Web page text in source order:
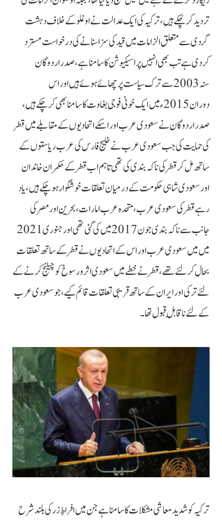
تردید کر چُکے ہیں، ترکیہ کی ایک عدالت نے اوغلو کے خلاف دہشت
گردی سے متعلق الزامات میں قید کی سزا سنانے کی درخواست مسترد
کردی ہے تب بھی انہیں پراسیکیوشن کا سامنا ہے، صدر اردوگان
سنہ 2003 سے ترک سیاست پر چھائے ہوئے ہیں اور اس
دوران 2015ء میں ایک خونی فوجی بغاوت کا سامنا بھی کرچکے ہیں،
صدر اردوگان نے سعودی عرب اور اسکے اتحادیوں کے مقابلے میں قطر
کی حمایت کی جب سعودی عرب نے خلیج فارس کی عرب ریاستوں کے
ساتھ مل کر قطر کی ناکہ بندی کی تھی تاہم اب قطر کے حکمران خاندان
اور سعودی شاہی حکومت کے درمیان تعلقات خوشگوار ہوچکے ہیں، یاد
رہے قطر کی سعودی عرب، متحدہ عرب امارات، بحرین اور مصر کی
جانب سے ناکہ بندی جون 2017 میں کی گئی تھی اور جنوری 2021
میں میں سعودی عرب اور اس کے اتحادیوں نے قطر کے ساتھ تعلقات
بحال کرلئے تھے، قطر نے خطے میں سعودی اثر و رسوخ کو چیلنج کرنے کے
لئے ترکی اور ایران کے ساتھ قریبی تعلقات قائم کیے، جو سعودی عرب
کے لئے ناقابلِ قبول تھا۔
ترکیہ کو شدید معاشی مشکلات کا سامنا ہے جن میں افراطِ زر کی بلند شرح